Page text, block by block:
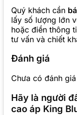
Quý khách cần
lấy số lượng lớn
hoặc điền thông
tư vấn và chiết
Đánh giá
Chưa có đánh
Hãy là người
cao áp King